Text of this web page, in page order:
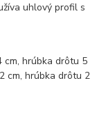
uhlový profil s
cm, hrúbka drôtu 5
cm, hrúbka drôtu 2